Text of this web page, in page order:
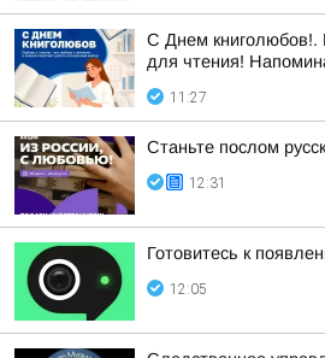
С Днем книголюбов!.
для чтения!
11:27
Станьте послом
12:31
Готовитесь к
12:05